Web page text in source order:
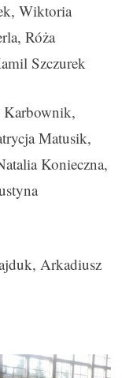
Wiktoria
Róża
Szczurek
Karbownik,
Matusik,
Konieczna,
Arkadiusz